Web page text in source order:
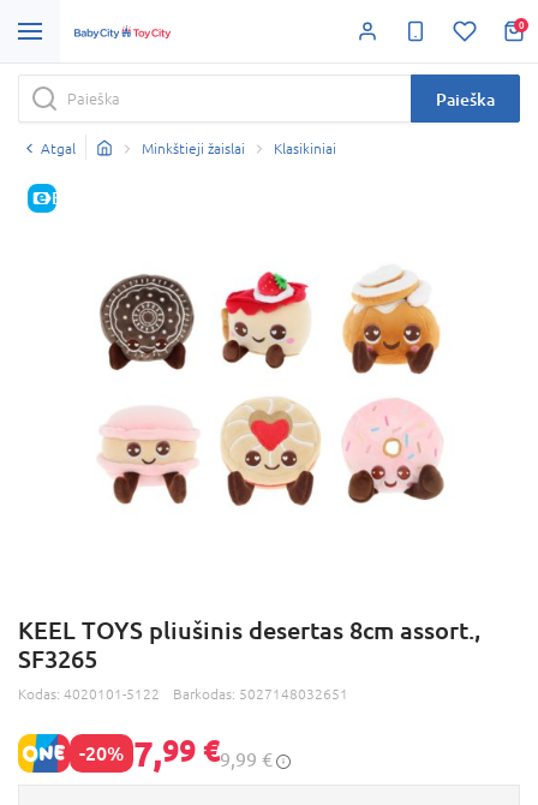
0
Paieška
Atgal Minkštieji žaislai Klasikiniai
E-KAINA
KEEL TOYS pliušinis desertas 8cm assort.,
SF3265
Kodas: 4020101-5122 Barkodas: 5027148032651
-20% 7,99 €9,99 €